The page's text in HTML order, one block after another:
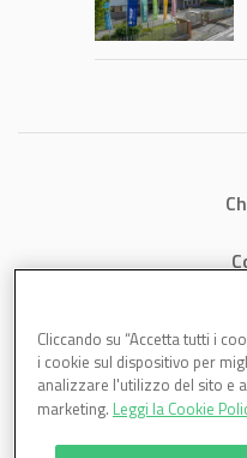
Cliccando su “Accetta tutti i
i cookie sul dispositivo per
analizzare l'utilizzo del sito e
marketing. Leggi la Cookie